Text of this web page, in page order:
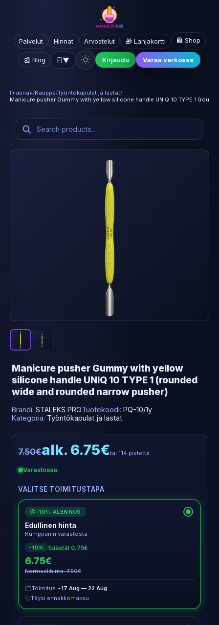
Palvelut Hinnat Arvostelut 🎁 Lahjakortti 🛍️ Shop
📰 Blog FI▼ Kirjaudu Varaa verkossa
Главная/Kauppa/Työntökapulat ja lastat/
Manicure pusher Gummy with yellow silicone handle UNIQ 10 TYPE 1
Manicure pusher Gummy with yellow
silicone handle UNIQ 10 TYPE 1 (rounded
wide and rounded narrow pusher)
Brändi: STALEKS PROTuotekoodi: PQ-10/1y
Kategoria: Työntökapulat ja lastat
7.50€alk. 6.75€tai 114 pistettä
Varastossa
VALITSE TOIMITUSTAPA
€ -10% ALENNUS
Edullinen hinta
Kumppanin varastosta
-10%
Säästät 0.75€
6.75€
Normaalihinta: 7.50€
Toimitus ~17 Aug — 22 Aug
Täysi ennakkomaksu